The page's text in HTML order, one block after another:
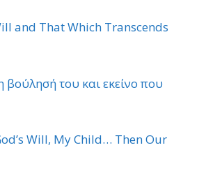
and That Which Transcends
του και εκείνο που
Will, My Child… Then Our